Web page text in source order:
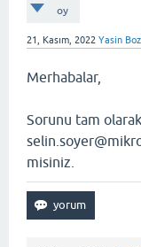
oy
21, Kasım, 2022 Yasin
Merhabalar,
Sorunu tam
misiniz.